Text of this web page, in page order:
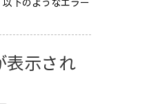
表示され